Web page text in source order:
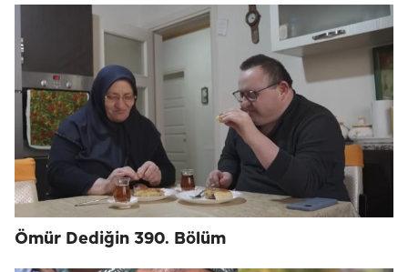
Ömür Dediğin 390. Bölüm